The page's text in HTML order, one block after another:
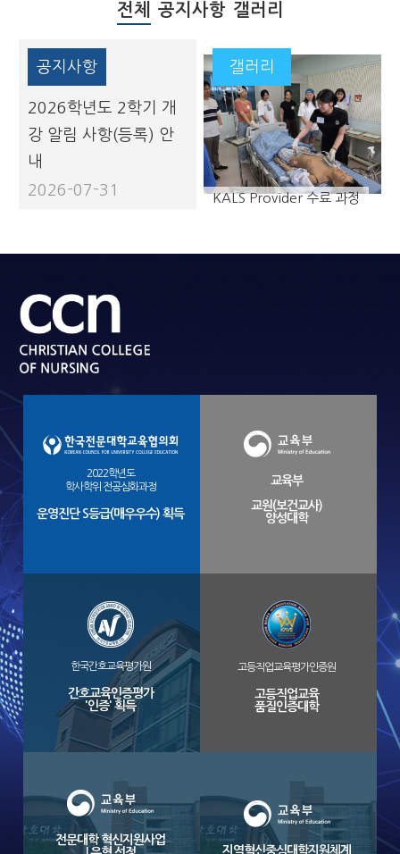
전체 공지사항 갤러리
공지사항
2026학년도 2학기 개
강 알림 사항(등록) 안
내
2026-07-31
갤러리
KALS Provider 수료 과정
2022학년도
학사학위 전공심화과정
운영진단 S등급(매우우수) 획득
교육부
교원(보건교사)
양성대학
한국간호교육평가원
간호교육인증평가
'인증' 획득
고등직업교육평가인증원
고등직업교육
품질인증대학
전문대학 혁신지원사업
지역혁신중심대학지원체계